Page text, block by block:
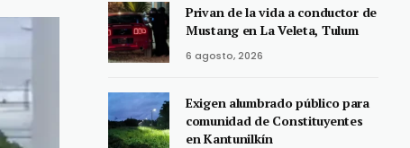
Privan de la vida a conductor de
Mustang en La Veleta, Tulum
6 agosto, 2026
Exigen alumbrado público para
comunidad de Constituyentes
en Kantunilkín